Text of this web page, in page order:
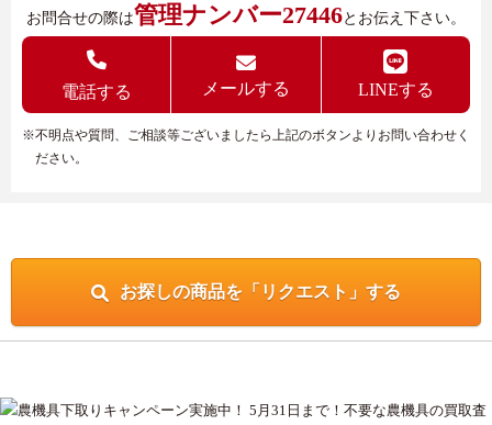
お問合せの際は管理ナンバー27446とお伝え下さい。
電話する メールする LINEする
※不明点や質問、ご相談等ございましたら上記のボタンよりお問い合わせく
ださい。
お探しの商品を「リクエスト」する